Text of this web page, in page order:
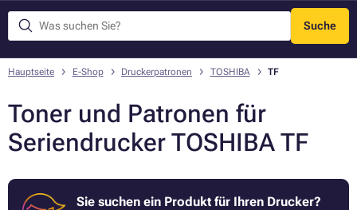
Suche
Menü
Hauptseite E-Shop Druckerpatronen TOSHIBA TF
Toner und Patronen für
Seriendrucker TOSHIBA TF
Sie suchen ein Produkt für Ihren Drucker?